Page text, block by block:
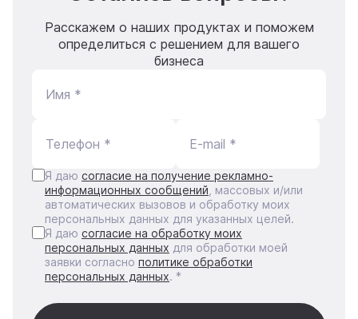
Расскажем о наших продуктах и поможем
определиться с решением для вашего
бизнеса
Имя *
Телефон * E-mail *
Я даю согласие на получение рекламно-
информационных сообщений , массовых и/или
автоматических вызовов и обработку моих
персональных данных для указанных целей.
Я даю согласие на обработку моих
персональных данных для обработки моей
заявки согласно политике обработки
персональных данных. *